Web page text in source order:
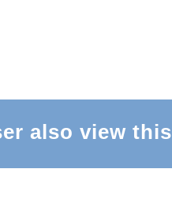
also view this